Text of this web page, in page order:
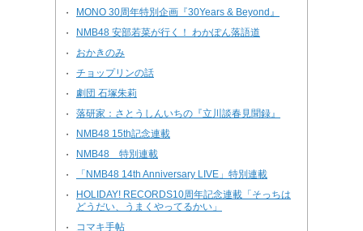
・
MONO 30周年特別企画『30Years & Beyond』
・
NMB48 安部若菜が行く！ わかぽん落語道
・
おかきのみ
・
チョップリンの話
・
劇団 石塚朱莉
・
落研家：さとうしんいちの『立川談春見聞録』
・
NMB48 15th記念連載
・
NMB48 特別連載
・
「NMB48 14th Anniversary LIVE」特別連載
・
HOLIDAY! RECORDS10周年記念連載「そっちは
どうだい、うまくやってるかい」
・
コマキ手帖